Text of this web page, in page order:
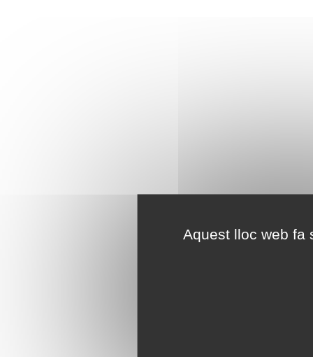
Aquest lloc web fa